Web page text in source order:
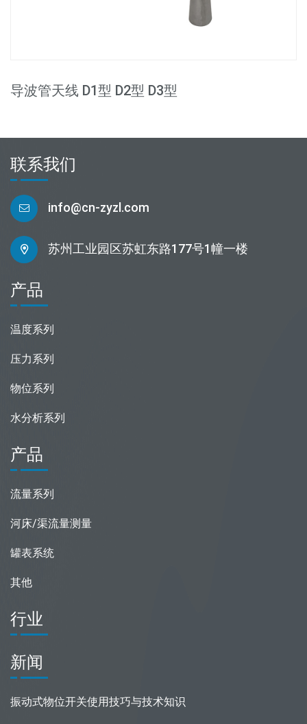
导波管天线 D1型 D2型 D3型
联系我们
info@cn-zyzl.com
苏州工业园区苏虹东路177号1幢一楼
产品
温度系列
压力系列
物位系列
水分析系列
产品
流量系列
河床/渠流量测量
罐表系统
其他
行业
新闻
振动式物位开关使用技巧与技术知识